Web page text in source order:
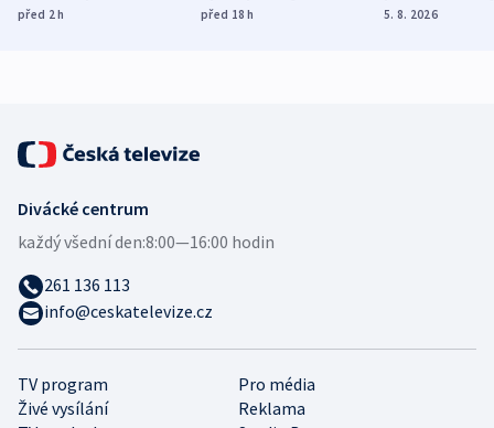
ukázala
před 2h
různých zemí
před 18h
dohodu o
5. 8. 2026
TV program
Pro média
Živé vysílání
Reklama
Divácké centrum
každý všední den:8:00—16:00 hodin
261 136 113
info@ceskatelevize.cz